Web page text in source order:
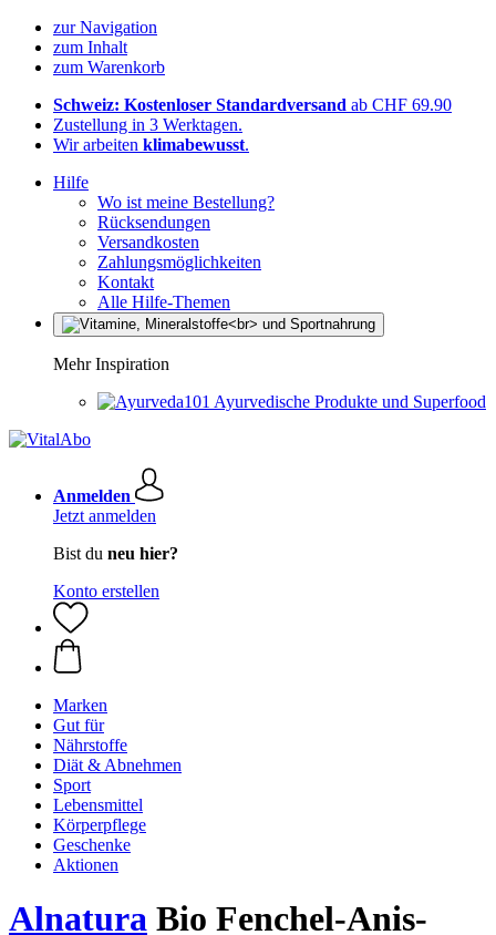
zur Navigation
zum Inhalt
zum Warenkorb
Schweiz: Kostenloser Standardversand ab CHF 69.90
Zustellung in 3 Werktagen.
Wir arbeiten klimabewusst.
Hilfe
Wo ist meine Bestellung?
Rücksendungen
Versandkosten
Zahlungsmöglichkeiten
Kontakt
Alle Hilfe-Themen
Mehr Inspiration
Ayurvedische Produkte und Superfood
Anmelden
Jetzt anmelden
Bist du neu hier?
Konto erstellen
Marken
Gut für
Nährstoffe
Diät & Abnehmen
Sport
Lebensmittel
Körperpflege
Geschenke
Aktionen
Alnatura Bio Fenchel-Anis-